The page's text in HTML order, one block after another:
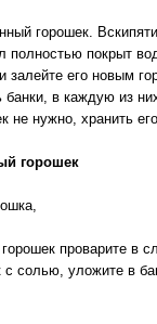
горошек.
полностью покрыт
залейте его новым
банки, в каждую из
не нужно, хранить
горошек
проварите в
солью, уложите в